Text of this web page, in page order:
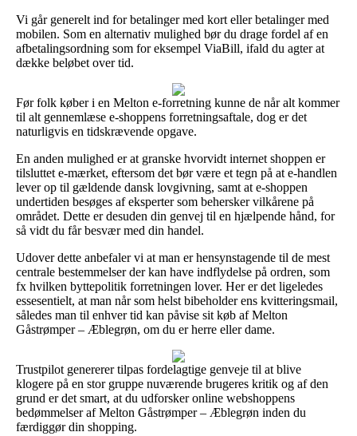
Vi går generelt ind for betalinger med kort eller betalinger med
mobilen. Som en alternativ mulighed bør du drage fordel af en
afbetalingsordning som for eksempel ViaBill, ifald du agter at
dække beløbet over tid.
Før folk køber i en Melton e-forretning kunne de når alt kommer
til alt gennemlæse e-shoppens forretningsaftale, dog er det
naturligvis en tidskrævende opgave.
En anden mulighed er at granske hvorvidt internet shoppen er
tilsluttet e-mærket, eftersom det bør være et tegn på at e-handlen
lever op til gældende dansk lovgivning, samt at e-shoppen
undertiden besøges af eksperter som behersker vilkårene på
området. Dette er desuden din genvej til en hjælpende hånd, for
så vidt du får besvær med din handel.
Udover dette anbefaler vi at man er hensynstagende til de mest
centrale bestemmelser der kan have indflydelse på ordren, som
fx hvilken byttepolitik forretningen lover. Her er det ligeledes
essesentielt, at man når som helst bibeholder ens kvitteringsmail,
således man til enhver tid kan påvise sit køb af Melton
Gåstrømper – Æblegrøn, om du er herre eller dame.
Trustpilot genererer tilpas fordelagtige genveje til at blive
klogere på en stor gruppe nuværende brugeres kritik og af den
grund er det smart, at du udforsker online webshoppens
bedømmelser af Melton Gåstrømper – Æblegrøn inden du
færdiggør din shopping.